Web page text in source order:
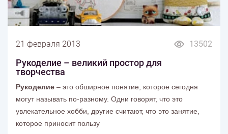
13502
21 февраля 2013
Рукоделие – великий простор для
творчества
Рукоделие – это обширное понятие, которое сегодня
могут называть по-разному. Одни говорят, что это
увлекательное хобби, другие считают, что это занятие,
которое приносит пользу